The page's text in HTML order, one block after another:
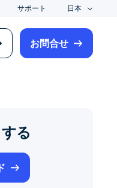
サポート 日本
お問合せ
る